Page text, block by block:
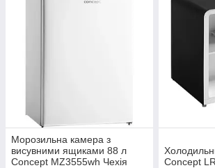
Морозильна камера з
висувними ящиками 88 л
Concept MZ3555wh Чехія
Concept